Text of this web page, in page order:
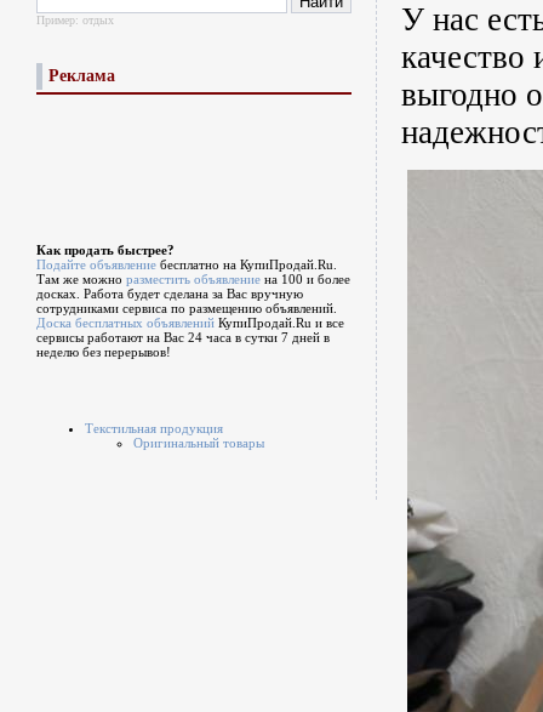
Пример: отдых
Реклама
Как продать быстрее?
Подайте объявление бесплатно на КупиПродай.Ru.
Там же можно разместить объявление на 100 и более
досках. Работа будет сделана за Вас вручную
сотрудниками сервиса по размещению объявлений.
Доска бесплатных объявлений КупиПродай.Ru и все
сервисы работают на Вас 24 часа в сутки 7 дней в
неделю без перерывов!
Текстильная продукция
Оригинальный товары
У нас
качество
выгодно